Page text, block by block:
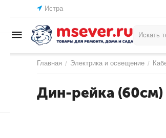
Истра
Главная / Электрика и освещение /
Дин-рейка